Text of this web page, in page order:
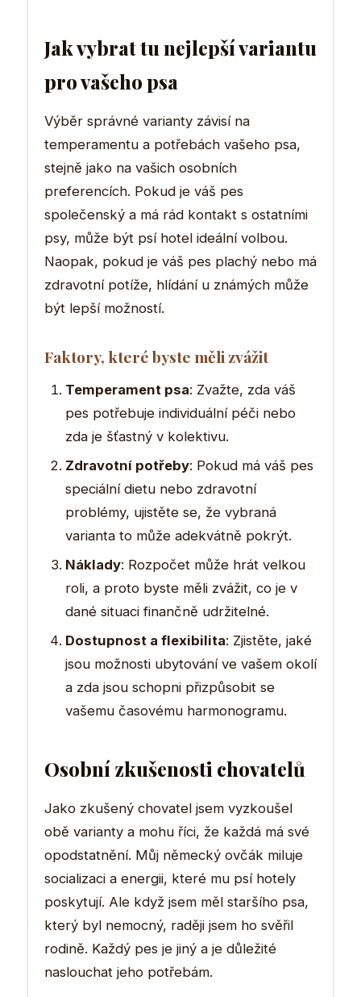
Jak vybrat tu nejlepší variantu
pro vašeho psa
Výběr správné varianty závisí na
temperamentu a potřebách vašeho psa,
stejně jako na vašich osobních
preferencích. Pokud je váš pes
společenský a má rád kontakt s ostatními
psy, může být psí hotel ideální volbou.
Naopak, pokud je váš pes plachý nebo má
zdravotní potíže, hlídání u známých může
být lepší možností.
Faktory, které byste měli zvážit
Temperament psa: Zvažte, zda váš
pes potřebuje individuální péči nebo
zda je šťastný v kolektivu.
Zdravotní potřeby: Pokud má váš pes
speciální dietu nebo zdravotní
problémy, ujistěte se, že vybraná
varianta to může adekvátně pokrýt.
Náklady: Rozpočet může hrát velkou
roli, a proto byste měli zvážit, co je v
dané situaci finančně udržitelné.
Dostupnost a flexibilita: Zjistěte, jaké
jsou možnosti ubytování ve vašem okolí
a zda jsou schopni přizpůsobit se
vašemu časovému harmonogramu.
Osobní zkušenosti chovatelů
Jako zkušený chovatel jsem vyzkoušel
obě varianty a mohu říci, že každá má své
opodstatnění. Můj německý ovčák miluje
socializaci a energii, které mu psí hotely
poskytují. Ale když jsem měl staršího psa,
který byl nemocný, raději jsem ho svěřil
rodině. Každý pes je jiný a je důležité
naslouchat jeho potřebám.